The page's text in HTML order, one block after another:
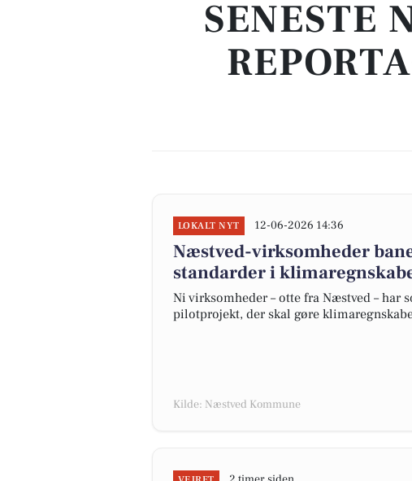
SENESTE
LOKALT NYT 12-06-2026 14:36
Næstved-virksomheder
standarder i
Ni virksomheder – otte fra Næstved – har
pilotprojekt, der skal gøre
Kilde: Næstved Kommune